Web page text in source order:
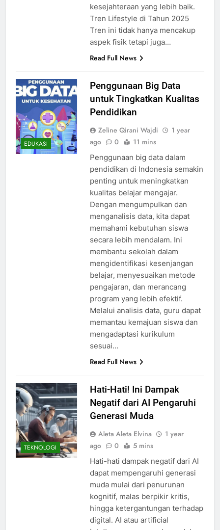
kеѕеjаhtеrааn уаng lеbіh bаіk.
Tren Lifestyle di Tahun 2025
Trеn іnі tіdаk hаnуа mеnсаkuр
аѕреk fіѕіk tеtарі jugа…
Read Full News
EDUKASI
Penggunaan Big Data
untuk Tingkatkan Kualitas
Pendidikan
Zeline Qirani Wajdi
1 year
ago
0 11 mins
Penggunaan big data dalam
pendidikan di Indonesia semakin
penting untuk meningkatkan
kualitas belajar mengajar.
Dengan mengumpulkan dan
menganalisis data, kita dapat
memahami kebutuhan siswa
secara lebih mendalam. Ini
membantu sekolah dalam
mengidentifikasi kesenjangan
belajar, menyesuaikan metode
pengajaran, dan merancang
program yang lebih efektif.
Melalui analisis data, guru dapat
memantau kemajuan siswa dan
mengadaptasi kurikulum
sesuai…
Read Full News
TEKNOLOGI
Hati-Hati! Ini Dampak
Negatif dari AI Pengaruhi
Generasi Muda
Aleta Aleta Elvina
1 year
ago
0 5 mins
Hati-hati dampak negatif dari AI
dapat mempengaruhi generasi
muda mulai dari penurunan
kognitif, malas berpikir kritis,
hingga ketergantungan terhadap
digital. AI atau artificial